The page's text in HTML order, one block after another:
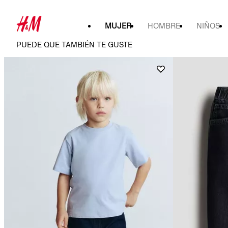
MUJER HOMBRE NIÑOS
PUEDE QUE TAMBIÉN TE GUSTE